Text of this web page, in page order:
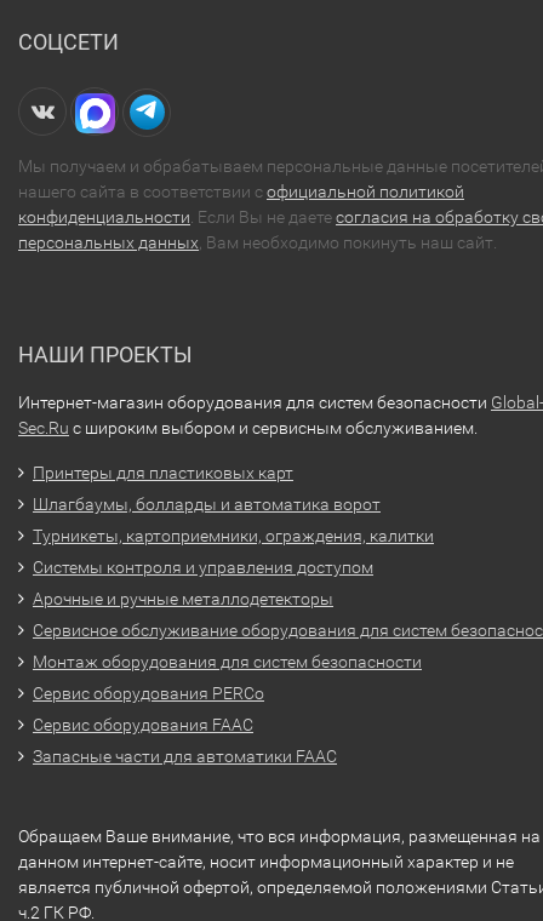
СОЦСЕТИ
Мы получаем и обрабатываем персональные данные
нашего сайта в соответствии софициальной политикой
конфиденциальности. Если Вы не даетесогласия на обработку
персональных данных, Вам необходимо покинуть наш сайт.
НАШИ ПРОЕКТЫ
Интернет-магазин оборудования для систем безопасности Global-
Sec.Ru с широким выбором и сервисным обслуживанием.
Принтеры для пластиковых карт
Шлагбаумы, болларды и автоматика ворот
Турникеты, картоприемники, ограждения, калитки
Системы контроля и управления доступом
Арочные и ручные металлодетекторы
Сервисное обслуживание оборудования для систем
Монтаж оборудования для систем безопасности
Сервис оборудования PERCo
Сервис оборудования FAAC
Запасные части для автоматики FAAC
Обращаем Ваше внимание, что вся информация, размещенная на
данном интернет-сайте, носит информационный характер и не
является публичной офертой, определяемой положениями
ч.2 ГК РФ.